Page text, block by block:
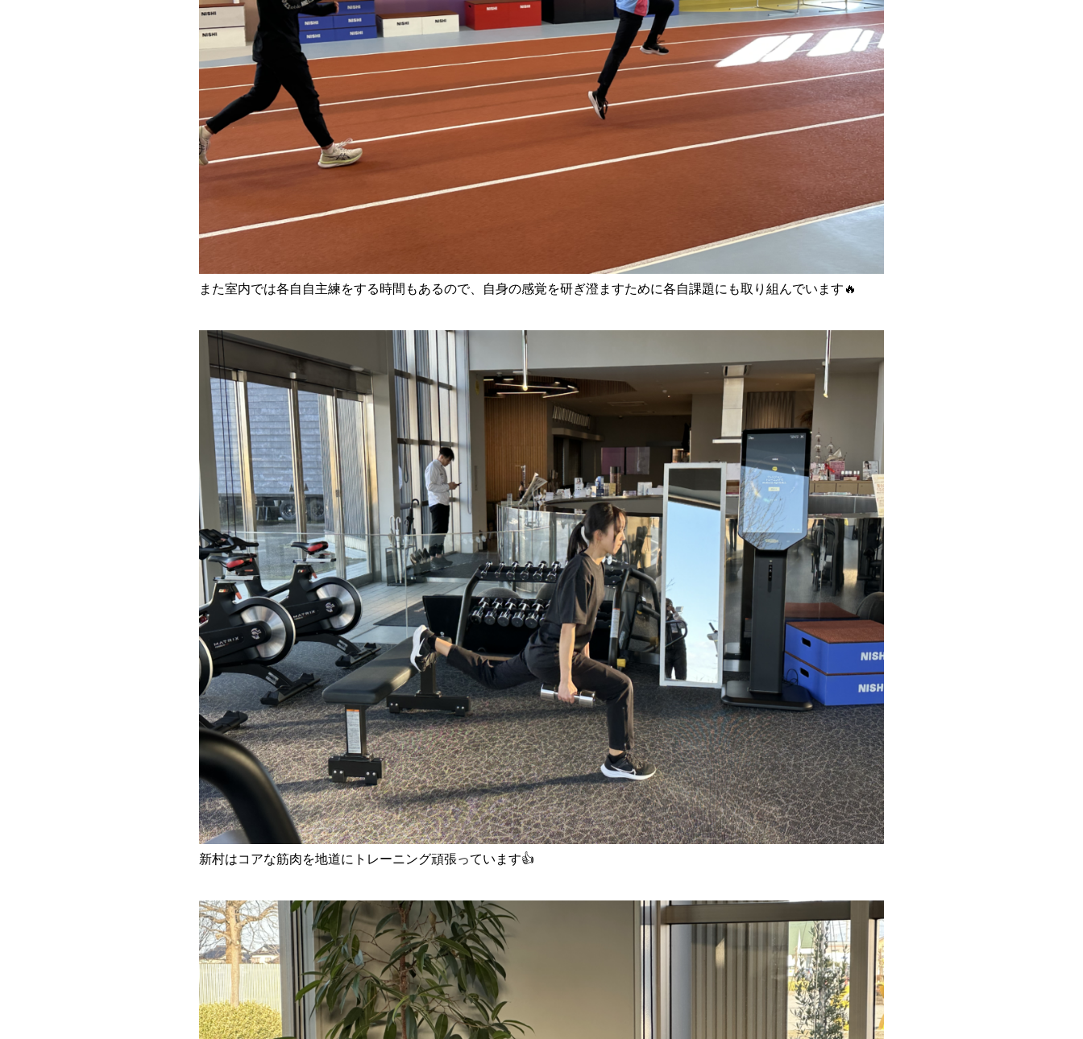
また室内では各自自主練をする時間もあるので、自身の感覚を研ぎ澄ますために各自課題にも取り組んでいます🔥
新村はコアな筋肉を地道にトレーニング頑張っています👍